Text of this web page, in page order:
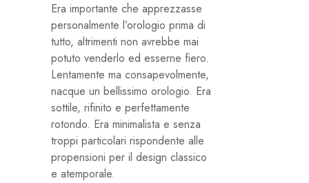
Era importante che apprezzasse
personalmente l’orologio prima di
tutto, altrimenti non avrebbe mai
potuto venderlo ed esserne fiero.
Lentamente ma consapevolmente,
nacque un bellissimo orologio. Era
sottile, rifinito e perfettamente
rotondo. Era minimalista e senza
troppi particolari rispondente alle
propensioni per il design classico
e atemporale.